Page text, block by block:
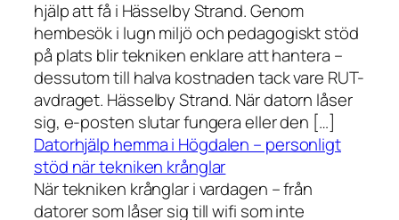
hjälp att få i Hässelby Strand. Genom
hembesök i lugn miljö och pedagogiskt stöd
på plats blir tekniken enklare att hantera –
dessutom till halva kostnaden tack vare RUT-
avdraget. Hässelby Strand. När datorn låser
sig, e-posten slutar fungera eller den […]
Datorhjälp hemma i Högdalen – personligt
stöd när tekniken krånglar
När tekniken krånglar i vardagen – från
datorer som låser sig till wifi som inte